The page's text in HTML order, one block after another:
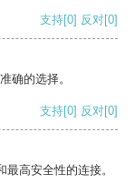
支持[0] 反对[0]
确的选择。
支持[0] 反对[0]
高安全性的连接。